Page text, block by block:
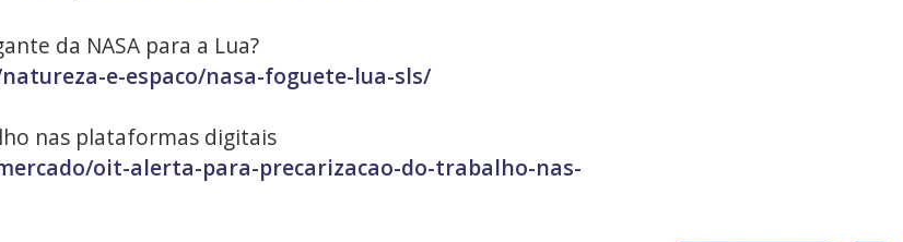
da NASA para a Lua?
e-espaco/nasa-foguete-lua-sls/
nas plataformas digitais
oit-alerta-para-precarizacao-do-trabalho-nas-